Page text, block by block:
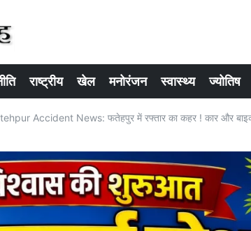
राष्ट्रीय खेल मनोरंजन स्वास्थ्य ज्योतिष
Accident News: फतेहपुर में रफ्तार का कहर ! कार और